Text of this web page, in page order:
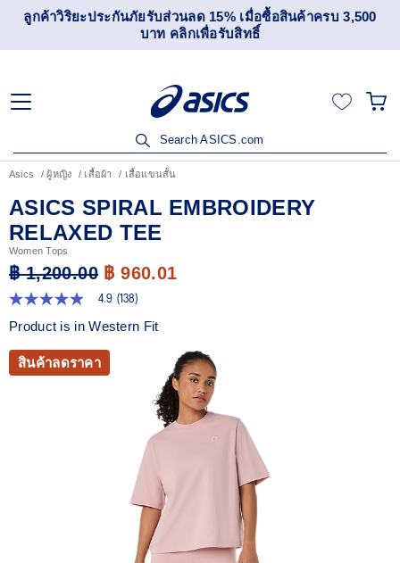
ลูกค้าวิริยะประกันภัยรับส่วนลด 15% เมื่อซื้อสินค้าครบ 3,500
บาท คลิกเพื่อรับสิทธิ์
Search ASICS.com
Asics ผู้หญิง เสื้อผ้า เสื้อแขนสั้น
ASICS SPIRAL EMBROIDERY
RELAXED TEE
Women Tops
฿ 1,200.00 ฿ 960.01
4.9
จาก
5
ดาว
ค่า
คะแนน
4.9 (138)
Product is in Western Fit
สินค้าลดราคา